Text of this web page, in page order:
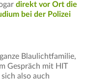
direkt vor Ort die
bei der Polizei
Blaulichtfamilie,
Gespräch mit HIT
also auch